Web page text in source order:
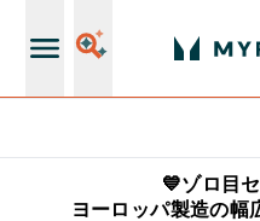
💙ゾロ目
ヨーロッパ製造の幅